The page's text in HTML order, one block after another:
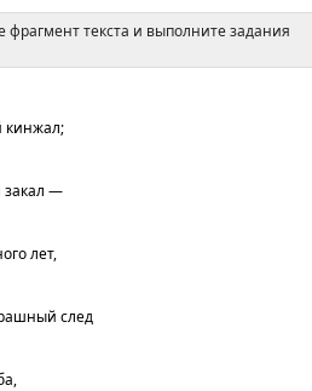
текста и выполните задания
кинжал;
закал —
лет,
след